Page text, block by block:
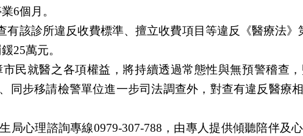
6個月。
該診所違反收費標準、擅立收費項目等違反《醫療法》
25萬元。
民就醫之各項權益，將持續透過常態性與無預警稽查
同步移請檢警單位進一步司法調查外，對查有違反醫療
局心理諮詢專線0979-307-788，由專人提供傾聽陪伴及